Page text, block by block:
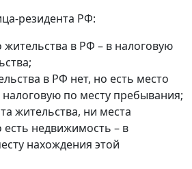
резидента РФ:
жительства в РФ – в налоговую
в РФ нет, но есть место
по месту пребывания;
жительства, ни места
недвижимость – в
нахождения этой